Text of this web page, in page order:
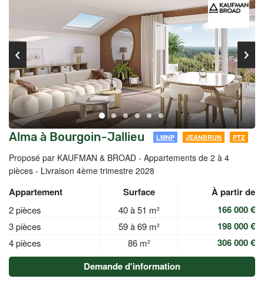
Alma à Bourgoin-Jallieu LMNP JEANBRUN PTZ
Proposé par KAUFMAN & BROAD - Appartements de 2 à 4
pièces - Livraison 4ème trimestre 2028
Appartement Surface À partir de
2 pièces 40 à 51 m² 166 000 €
3 pièces 59 à 69 m² 198 000 €
4 pièces 86 m²
306 000 €
Demande d'information